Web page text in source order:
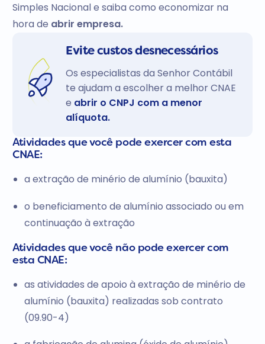
Simples Nacional e saiba como economizar na
hora de abrir empresa.
Evite custos desnecessários
Os especialistas da Senhor Contábil
te ajudam a escolher a melhor CNAE
e abrir o CNPJ com a menor
alíquota.
Atividades que você pode exercer com esta
CNAE:
a extração de minério de alumínio (bauxita)
o beneficiamento de alumínio associado ou em
continuação à extração
Atividades que você não pode exercer com
esta CNAE:
as atividades de apoio à extração de minério de
alumínio (bauxita) realizadas sob contrato
(09.90-4)